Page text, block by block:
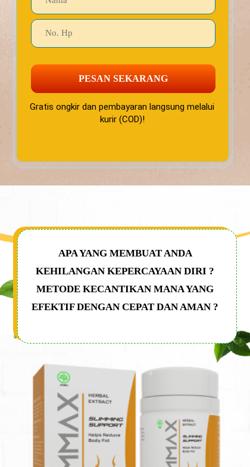
PESAN SEKARANG
Gratis ongkir dan pembayaran langsung melalui
kurir (COD)!
APA YANG MEMBUAT ANDA
KEHILANGAN KEPERCAYAAN DIRI ?
METODE KECANTIKAN MANA YANG
EFEKTIF DENGAN CEPAT DAN AMAN ?